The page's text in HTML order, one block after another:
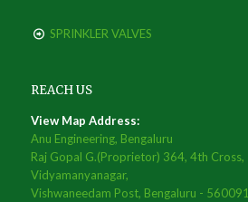
SPRINKLER VALVES
REACH US
View Map Address:
Anu Engineering, Bengaluru
Raj Gopal G.(Proprietor) 364, 4th Cross,
Vidyamanyanagar,
Vishwaneedam Post, Bengaluru - 560091